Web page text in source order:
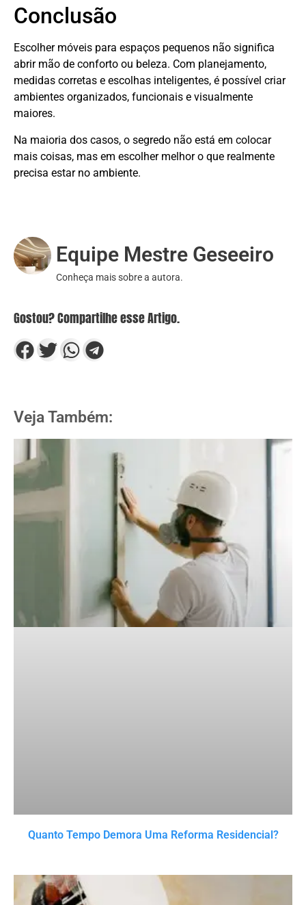
Conclusão
Escolher móveis para espaços pequenos não significa
abrir mão de conforto ou beleza. Com planejamento,
medidas corretas e escolhas inteligentes, é possível criar
ambientes organizados, funcionais e visualmente
maiores.
Na maioria dos casos, o segredo não está em colocar
mais coisas, mas em escolher melhor o que realmente
precisa estar no ambiente.
Equipe Mestre Geseeiro
Conheça mais sobre a autora.
Gostou? Compartilhe esse Artigo.
Veja Também:
Quanto Tempo Demora Uma Reforma Residencial?